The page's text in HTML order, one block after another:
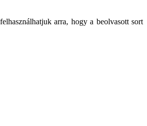
arra, hogy a beolvasott sort